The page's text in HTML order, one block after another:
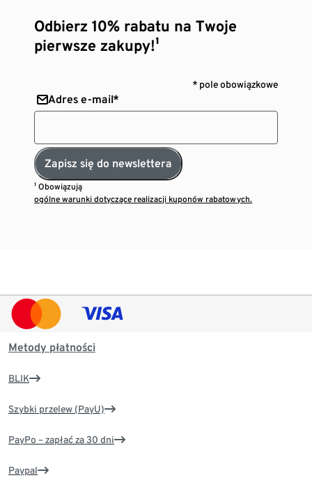
Odbierz 10% rabatu na Twoje
pierwsze zakupy!¹
* pole obowiązkowe
Adres e-mail*
Zapisz się do newslettera
¹ Obowiązują
ogólne warunki dotyczące realizacji kuponów rabatowych.
Metody płatności
BLIK
Szybki przelew (PayU)
PayPo – zapłać za 30 dni
Paypal